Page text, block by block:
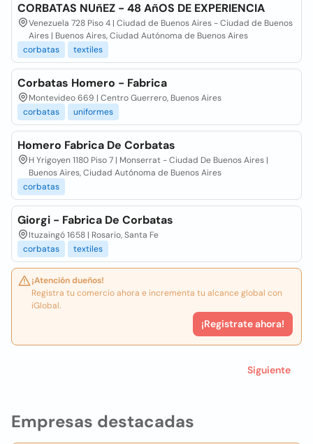
Empresas destacadas
CORBATAS NUñEZ - 48 AñOS DE EXPERIENCIA
Venezuela 728 Piso 4 | Ciudad de Buenos Aires - Ciudad de Buenos
Aires | Buenos Aires, Ciudad Autónoma de Buenos Aires
corbatas
textiles
Corbatas Homero - Fabrica
Montevideo 669 | Centro Guerrero, Buenos Aires
corbatas
uniformes
Homero Fabrica De Corbatas
H Yrigoyen 1180 Piso 7 | Monserrat - Ciudad De Buenos Aires |
Buenos Aires, Ciudad Autónoma de Buenos Aires
corbatas
Giorgi - Fabrica De Corbatas
Ituzaingó 1658 | Rosario, Santa Fe
corbatas
textiles
¡Atención dueños!
Registra tu comercio ahora e incrementa tu alcance global con
iGlobal.
¡Registrate ahora!
Siguiente